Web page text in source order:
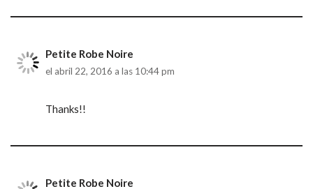
Petite Robe Noire
el abril 22, 2016 a las 10:44 pm
Thanks!!
Petite Robe Noire